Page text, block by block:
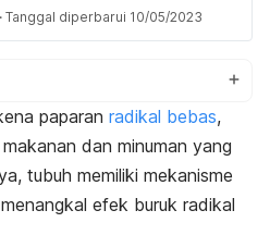
· Tanggal diperbarui 10/05/2023
paparan radikal bebas,
dan minuman yang
tubuh memiliki mekanisme
efek buruk radikal